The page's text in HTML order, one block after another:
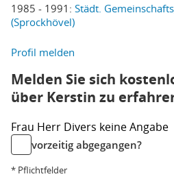
1985 - 1991: Städt.
(Sprockhövel)
Profil melden
Melden Sie sich
über Kerstin zu
Frau Herr Divers keine Angabe
vorzeitig abgegangen?
* Pflichtfelder